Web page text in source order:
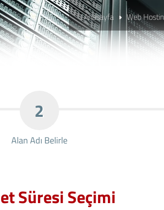
Anasayfa Web
2
Alan Adı Belirle
Süresi Seçimi